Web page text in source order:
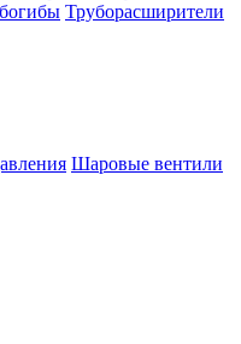
Труборасширители
Шаровые вентили